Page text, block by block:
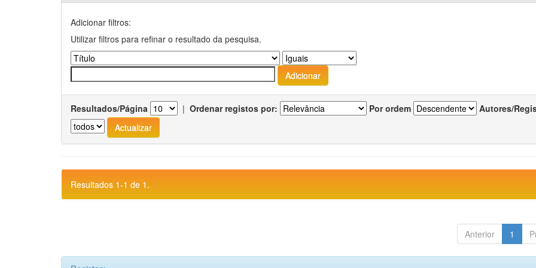
Adicionar filtros:
Utilizar filtros para refinar o resultado da pesquisa.
Resultados/Página | Ordenar registos por: Por ordem Autores/
Resultados 1-1 de 1.
Anterior 1